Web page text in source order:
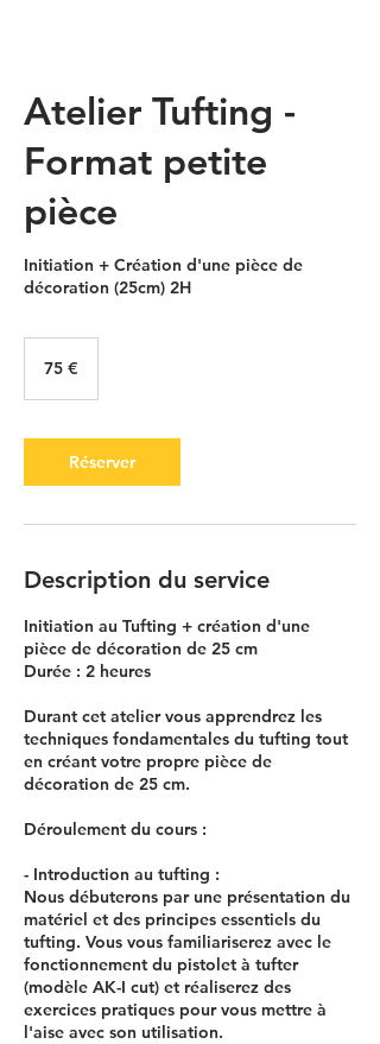
Atelier Tufting -
Format petite
pièce
Initiation + Création d'une pièce de
décoration (25cm) 2H
75 €
Réserver
Description du service
Initiation au Tufting + création d'une
pièce de décoration de 25 cm
Durée : 2 heures
Durant cet atelier vous apprendrez les
techniques fondamentales du tufting tout
en créant votre propre pièce de
décoration de 25 cm.
Déroulement du cours :
- Introduction au tufting :
Nous débuterons par une présentation du
matériel et des principes essentiels du
tufting. Vous vous familiariserez avec le
fonctionnement du pistolet à tufter
(modèle AK-I cut) et réaliserez des
exercices pratiques pour vous mettre à
l'aise avec son utilisation.